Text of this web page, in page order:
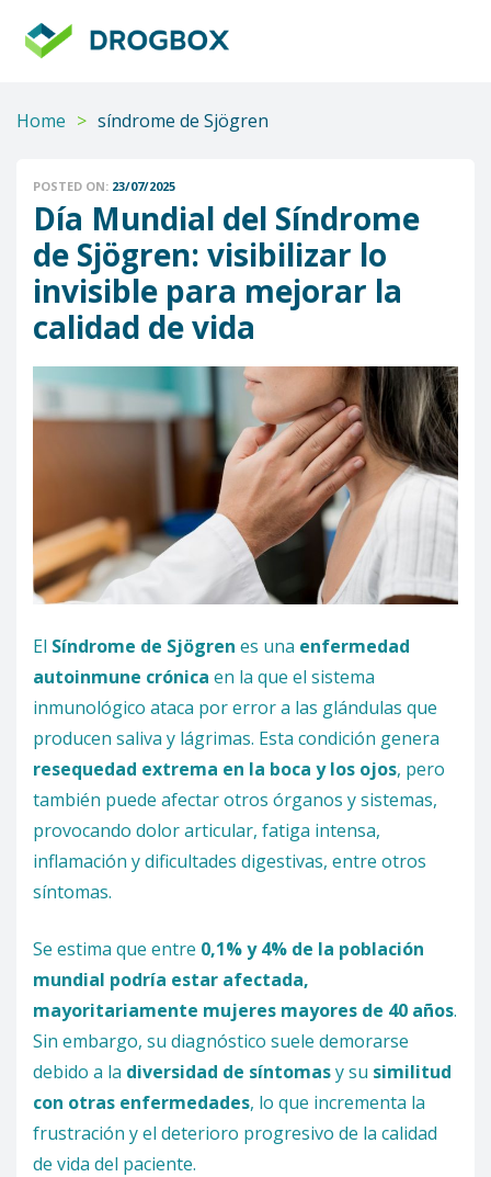
Home > síndrome de Sjögren
POSTED ON: 23/07/2025
Día Mundial del Síndrome
de Sjögren: visibilizar lo
invisible para mejorar la
calidad de vida
El Síndrome de Sjögren es una enfermedad
autoinmune crónica en la que el sistema
inmunológico ataca por error a las glándulas que
producen saliva y lágrimas. Esta condición genera
resequedad extrema en la boca y los ojos, pero
también puede afectar otros órganos y sistemas,
provocando dolor articular, fatiga intensa,
inflamación y dificultades digestivas, entre otros
síntomas.
Se estima que entre 0,1% y 4% de la población
mundial podría estar afectada,
mayoritariamente mujeres mayores de 40 años.
Sin embargo, su diagnóstico suele demorarse
debido a la diversidad de síntomasy su similitud
con otras enfermedades, lo que incrementa la
frustración y el deterioro progresivo de la calidad
de vida del paciente.